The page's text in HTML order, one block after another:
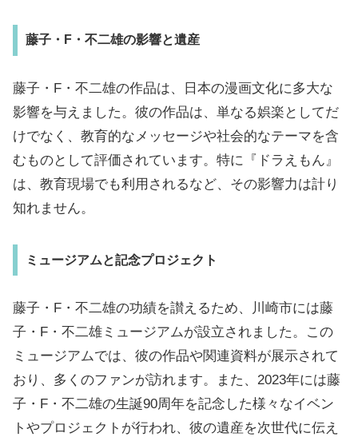
藤子・F・不二雄の影響と遺産
藤子・F・不二雄の作品は、日本の漫画文化に多大な
影響を与えました。彼の作品は、単なる娯楽としてだ
けでなく、教育的なメッセージや社会的なテーマを含
むものとして評価されています。特に『ドラえもん』
は、教育現場でも利用されるなど、その影響力は計り
知れません。
ミュージアムと記念プロジェクト
藤子・F・不二雄の功績を讃えるため、川崎市には藤
子・F・不二雄ミュージアムが設立されました。この
ミュージアムでは、彼の作品や関連資料が展示されて
おり、多くのファンが訪れます。また、2023年には藤
子・F・不二雄の生誕90周年を記念した様々なイベン
トやプロジェクトが行われ、彼の遺産を次世代に伝え